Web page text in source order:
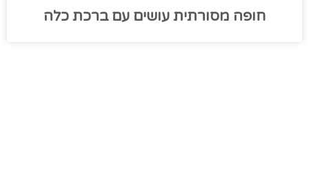
חופה מסורתית עושים עם ברכת כלה